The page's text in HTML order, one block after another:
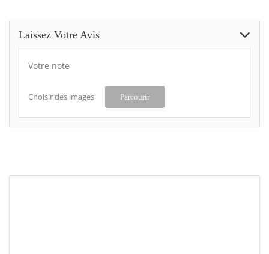
Laissez Votre Avis
Votre note
Choisir des images Parcourir